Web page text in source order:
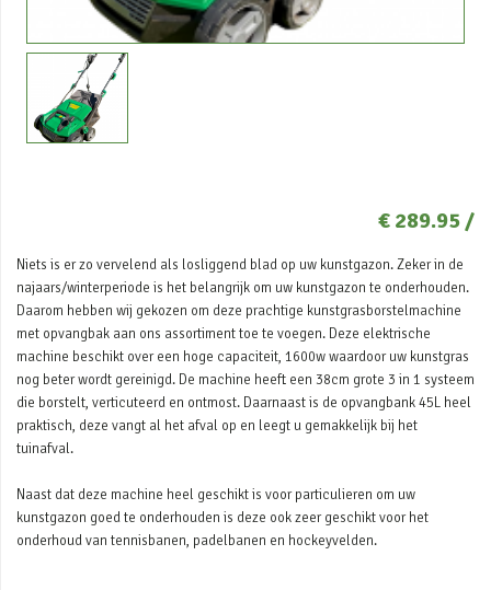
€ 289.95 /
Niets is er zo vervelend als losliggend blad op uw kunstgazon. Zeker in de
najaars/winterperiode is het belangrijk om uw kunstgazon te onderhouden.
Daarom hebben wij gekozen om deze prachtige kunstgrasborstelmachine
met opvangbak aan ons assortiment toe te voegen. Deze elektrische
machine beschikt over een hoge capaciteit, 1600w waardoor uw kunstgras
nog beter wordt gereinigd. De machine heeft een 38cm grote 3 in 1 systeem
die borstelt, verticuteerd en ontmost. Daarnaast is de opvangbank 45L heel
praktisch, deze vangt al het afval op en leegt u gemakkelijk bij het
tuinafval.
Naast dat deze machine heel geschikt is voor particulieren om uw
kunstgazon goed te onderhouden is deze ook zeer geschikt voor het
onderhoud van tennisbanen, padelbanen en hockeyvelden.